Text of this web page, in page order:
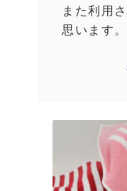
また利用
思います。